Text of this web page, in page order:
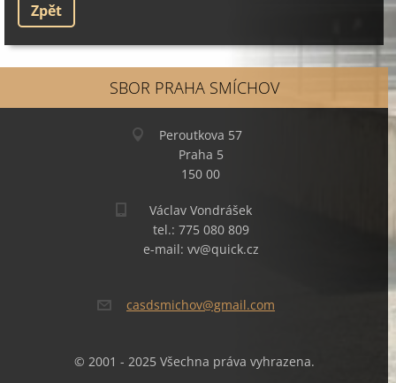
Zpět
SBOR PRAHA SMÍCHOV
Peroutkova 57
Praha 5
150 00
Václav Vondrášek
tel.: 775 080 809
e-mail: vv@quick.cz
casdsmichov@gmail.com
© 2001 - 2025 Všechna práva vyhrazena.